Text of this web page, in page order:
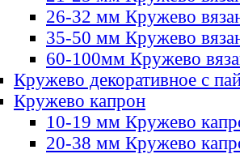
26-32 мм Кружево
35-50 мм Кружево
60-100мм Кружево
Кружево декоративное с
Кружево капрон
10-19 мм Кружево
20-38 мм Кружево